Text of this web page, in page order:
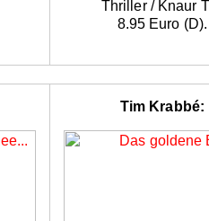
Thriller / Knaur
8.95 Euro (D).
Tim Krabbé: